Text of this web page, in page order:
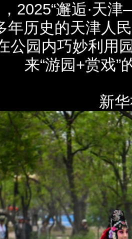
邂逅·天津
年历史的天津人
公园内巧妙利用
来“游园+赏戏”
新华